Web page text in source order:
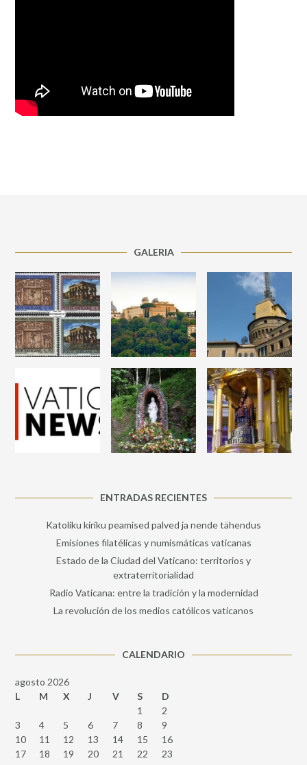
GALERIA
ENTRADAS RECIENTES
Katoliku kiriku peamised palved ja nende tähendus
Emisiones filatélicas y numismáticas vaticanas
Estado de la Ciudad del Vaticano: territorios y
extraterritorialidad
Radio Vaticana: entre la tradición y la modernidad
La revolución de los medios católicos vaticanos
CALENDARIO
agosto 2026
L
M X J V S
D
1
2
3
4 5 6 7 8
9
10
11 12 13 14 15
16
17
18 19 20 21 22
23